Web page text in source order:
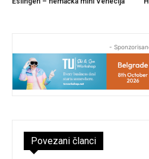
-
Povezani članci